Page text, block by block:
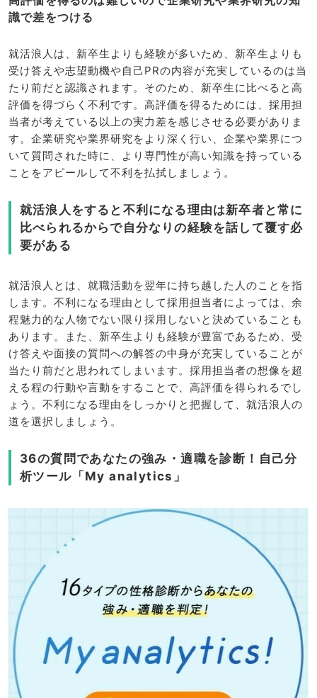
識で差をつける
就活浪人は、新卒生よりも経験が多いため、新卒生よりも
受け答えや志望動機や自己PRの内容が充実しているのは当
たり前だと認識されます。そのため、新卒生に比べると高
評価を得づらく不利です。高評価を得るためには、採用担
当者が考えている以上の実力差を感じさせる必要がありま
す。企業研究や業界研究をより深く行い、企業や業界につ
いて質問された時に、より専門性が高い知識を持っている
ことをアピールして不利を払拭しましょう。
就活浪人をすると不利になる理由は新卒者と常に
比べられるからで自分なりの経験を話して覆す必
要がある
就活浪人とは、就職活動を翌年に持ち越した人のことを指
します。不利になる理由として採用担当者によっては、余
程魅力的な人物でない限り採用しないと決めていることも
あります。また、新卒生よりも経験が豊富であるため、受
け答えや面接の質問への解答の中身が充実していることが
当たり前だと思われてしまいます。採用担当者の想像を超
える程の行動や言動をすることで、高評価を得られるでし
ょう。不利になる理由をしっかりと把握して、就活浪人の
道を選択しましょう。
36の質問であなたの強み・適職を診断！自己分
析ツール「My analytics」